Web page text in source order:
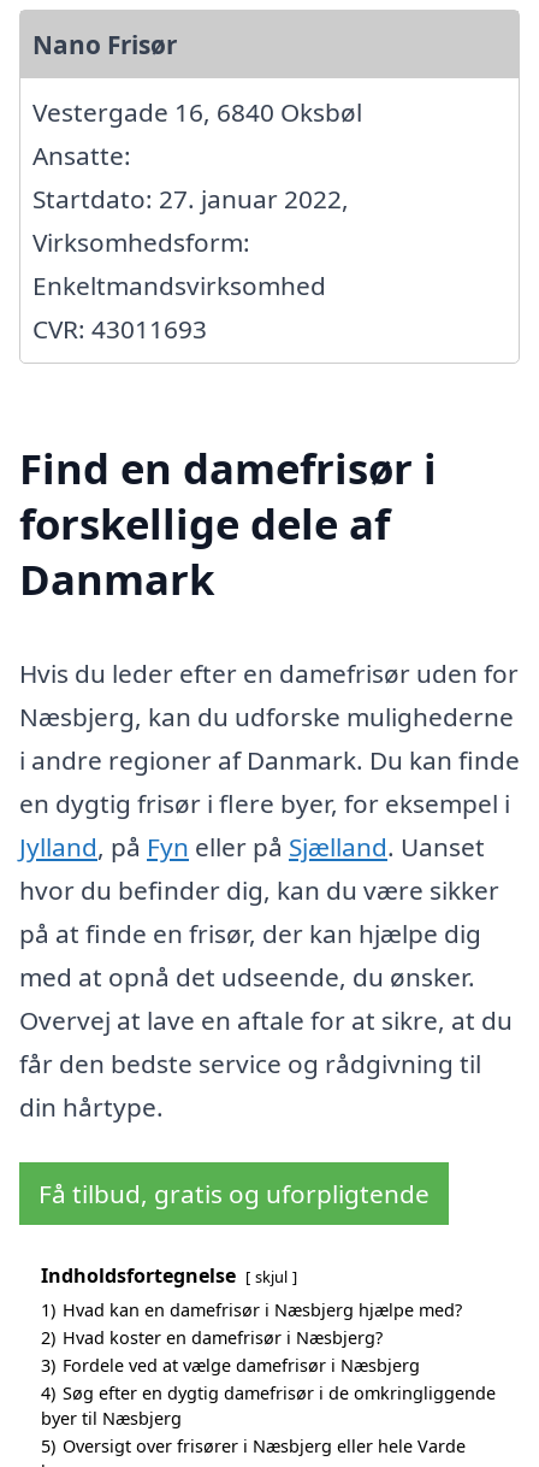
Nano Frisør
Vestergade 16, 6840 Oksbøl
Ansatte:
Startdato: 27. januar 2022,
Virksomhedsform:
Enkeltmandsvirksomhed
CVR: 43011693
Find en damefrisør i
forskellige dele af
Danmark
Hvis du leder efter en damefrisør uden for
Næsbjerg, kan du udforske mulighederne
i andre regioner af Danmark. Du kan finde
en dygtig frisør i flere byer, for eksempel i
Jylland, på Fyn eller på Sjælland. Uanset
hvor du befinder dig, kan du være sikker
på at finde en frisør, der kan hjælpe dig
med at opnå det udseende, du ønsker.
Overvej at lave en aftale for at sikre, at du
får den bedste service og rådgivning til
din hårtype.
Få tilbud, gratis og uforpligtende
Indholdsfortegnelse skjul
1) Hvad kan en damefrisør i Næsbjerg hjælpe med?
2) Hvad koster en damefrisør i Næsbjerg?
3) Fordele ved at vælge damefrisør i Næsbjerg
4) Søg efter en dygtig damefrisør i de omkringliggende
byer til Næsbjerg
5) Oversigt over frisører i Næsbjerg eller hele Varde